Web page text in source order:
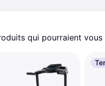
qui pourraient vous